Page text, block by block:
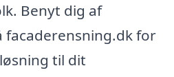
Benyt dig af
facaderensning.dk for
til dit